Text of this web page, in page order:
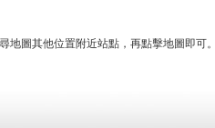
圖其他位置附近站點，再點擊地圖即可。